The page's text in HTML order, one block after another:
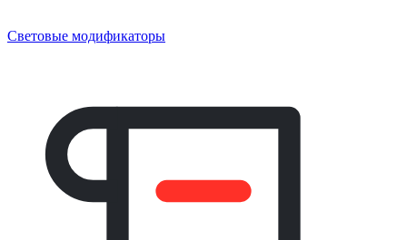
Световые модификаторы